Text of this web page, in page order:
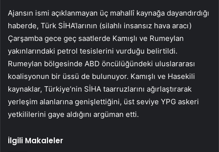
Ajansın ismi açıklanmayan üç mahallî kaynağa dayandırdığı
haberde, Türk SİHA’larının (silahlı insansız hava aracı)
Çarşamba gece geç saatlerde Kamışlı ve Rumeylan
yakınlarındaki petrol tesislerini vurduğu belirtildi.
Rumeylan bölgesinde ABD öncülüğündeki uluslararası
koalisyonun bir üssü de bulunuyor. Kamışlı ve Hasekili
kaynaklar, Türkiye’nin SİHA taarruzlarını ağırlaştırarak
yerleşim alanlarına genişlettiğini, üst seviye YPG askeri
yetkililerini gaye aldığını argüman etti.
İlgili Makaleler